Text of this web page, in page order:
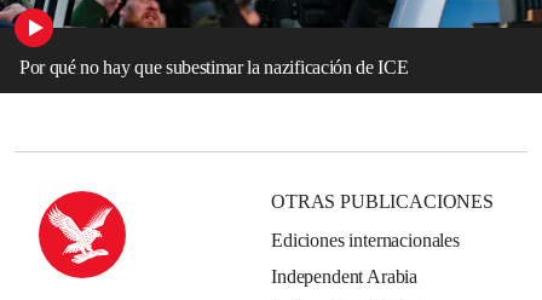
Por qué no hay que subestimar la nazificación de ICE
OTRAS PUBLICACIONES
Ediciones internacionales
Independent Arabia